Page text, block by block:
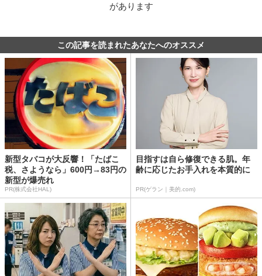
があります
この記事を読まれたあなたへのオススメ
新型タバコが大反響！「たばこ
税、さようなら」600円→83円の
新型が爆売れ
PR(株式会社HAL)
目指すは自ら修復できる肌。年
齢に応じたお手入れを本質的に
PR(ゲラン｜美的.com)